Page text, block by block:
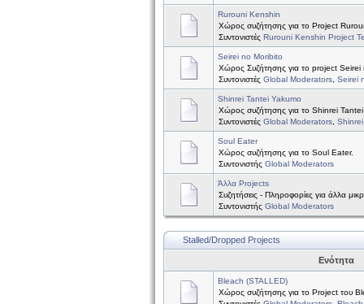
Rurouni Kenshin
Χώρος συζήτησης για το Project
Συντονιστές Rurouni Kenshin Project
Seirei no Moribito
Χώρος Συζήτησης για το project Seirei
Συντονιστές Global Moderators Seirei
Shinrei Tantei Yakumo
Χώρος συζήτησης για το Shinrei
Συντονιστές Global Moderators
Soul Eater
Χώρος συζήτησης για το Soul Eater.
Συντονιστής Global Moderators
Άλλα Projects
Συζητήσεις - Πληροφορίες για άλλα
Συντονιστής Global Moderators
Stalled/Dropped Projects
Ενότητα
Bleach (STALLED)
Χώρος συζήτησης για το Project του